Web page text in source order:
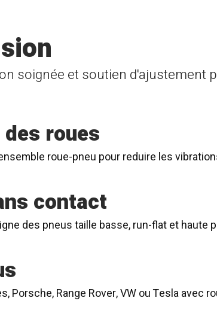
soignée et soutien d'ajustement
roues
roue-pneu pour reduire les
contact
des pneus taille basse, run-flat et haute
Porsche, Range Rover, VW ou Tesla avec